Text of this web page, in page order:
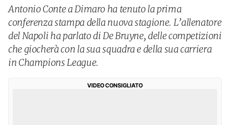
Antonio Conte a Dimaro ha tenuto la prima
conferenza stampa della nuova stagione. L’allenatore
del Napoli ha parlato di De Bruyne, delle competizioni
che giocherà con la sua squadra e della sua carriera
in Champions League.
VIDEO CONSIGLIATO